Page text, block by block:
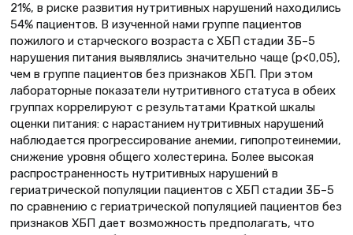
21%, в риске развития нутритивных нарушений находились
54% пациентов. В изученной нами группе пациентов
пожилого и старческого возраста с ХБП стадии 3Б–5
нарушения питания выявлялись значительно чаще (p<0,05),
чем в группе пациентов без признаков ХБП. При этом
лабораторные показатели нутритивного статуса в обеих
группах коррелируют с результатами Краткой шкалы
оценки питания: с нарастанием нутритивных нарушений
наблюдается прогрессирование анемии, гипопротеинемии,
снижение уровня общего холестерина. Более высокая
распространенность нутритивных нарушений в
гериатрической популяции пациентов с ХБП стадии 3Б–5
по сравнению с гериатрической популяцией пациентов без
признаков ХБП дает возможность предполагать, что